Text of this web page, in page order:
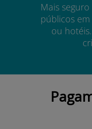
Mais
públicos
ou